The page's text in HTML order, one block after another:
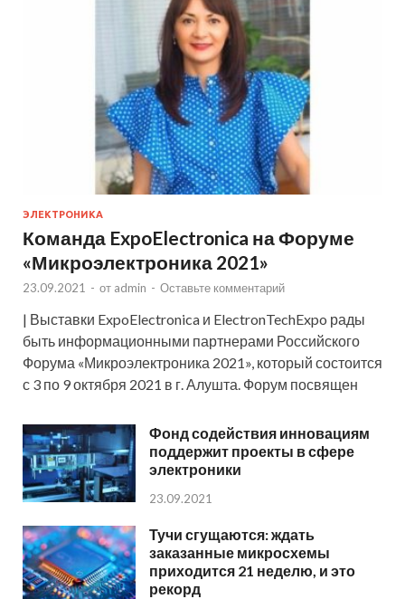
ЭЛЕКТРОНИКА
Команда ExpoElectronica на Форуме
«Микроэлектроника 2021»
23.09.2021 - от admin - Оставьте комментарий
| Выставки ExpoElectronica и ElectronTechExpo рады
быть информационными партнерами Российского
Форума «Микроэлектроника 2021», который состоится
с 3 по 9 октября 2021 в г. Алушта. Форум посвящен
Фонд содействия инновациям
поддержит проекты в сфере
электроники
23.09.2021
Тучи сгущаются: ждать
заказанные микросхемы
приходится 21 неделю, и это
рекорд